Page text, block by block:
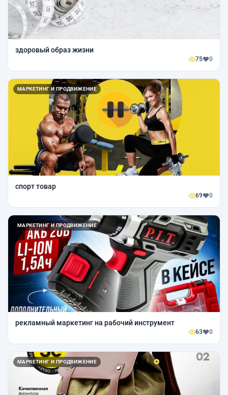
здоровый образ жизни
75 0
МАРКЕТИНГ И ПРОДВИЖЕНИЕ
спорт товар
69 0
МАРКЕТИНГ И ПРОДВИЖЕНИЕ
рекламный маркетинг на рабочий инструмент
63 0
МАРКЕТИНГ И ПРОДВИЖЕНИЕ